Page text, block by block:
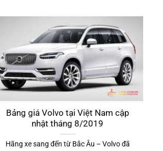
Bảng giá Volvo tại Việt Nam cập
nhật tháng 8/2019
Hãng xe sang đến từ Bắc Âu – Volvo đã